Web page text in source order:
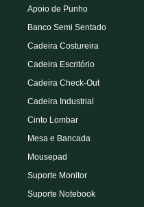
Apoio de Punho
Banco Semi Sentado
Cadeira Costureira
Cadeira Escritório
Cadeira Check-Out
Cadeira Industrial
Cinto Lombar
Mesa e Bancada
Mousepad
Suporte Monitor
Suporte Notebook